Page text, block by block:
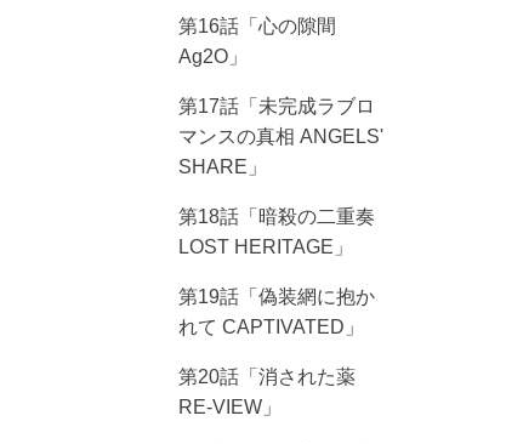
第16話「心の隙間
Ag2O」
第17話「未完成ラブロ
マンスの真相 ANGELS'
SHARE」
第18話「暗殺の二重奏
LOST HERITAGE」
第19話「偽装網に抱か
れて CAPTIVATED」
第20話「消された薬
RE-VIEW」